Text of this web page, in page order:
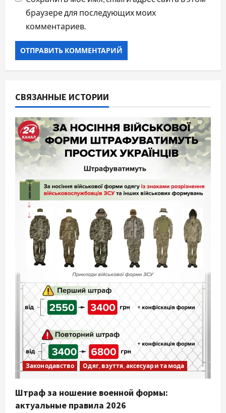
браузере для последующих моих
комментариев.
СВЯЗАННЫЕ ИСТОРИИ
Законодавство Одяг, взуття, аксесуари та мода
Штраф за ношение военной формы:
актуальные правила 2026